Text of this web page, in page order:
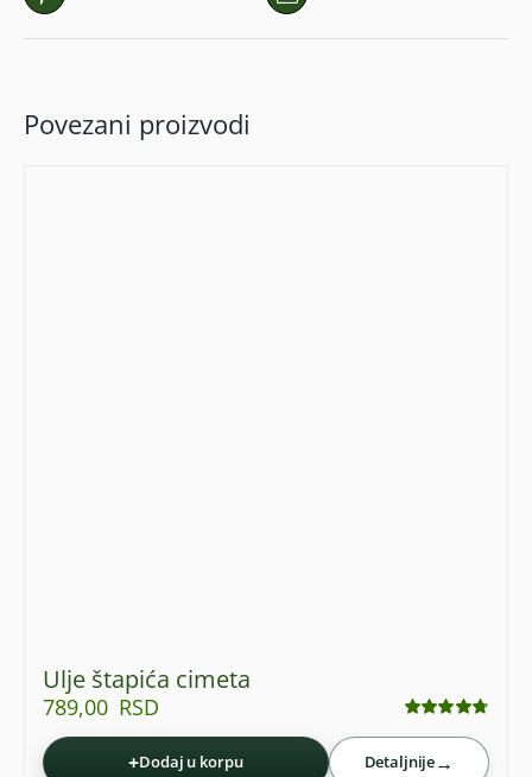
Povezani proizvodi
Ulje štapića cimeta
789,00 RSD
+Dodaj u korpu Detaljnije→